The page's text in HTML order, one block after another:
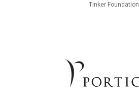
Tinker Foundation